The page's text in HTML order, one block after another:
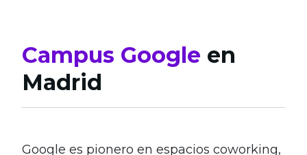
Campus Google en
Madrid
Google es pionero en espacios coworking,